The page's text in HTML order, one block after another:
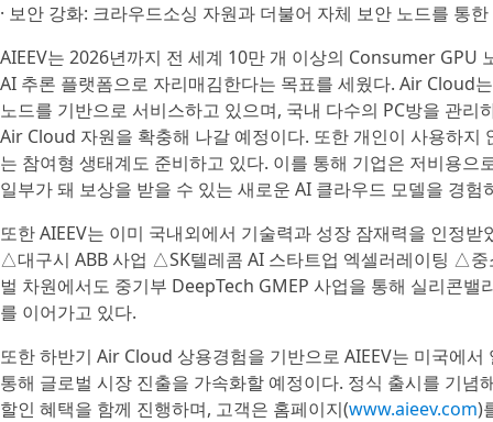
· 보안 강화: 크라우드소싱 자원과 더불어 자체 보안 노드를 통
AIEEV는 2026년까지 전 세계 10만 개 이상의 Consumer GPU
AI 추론 플랫폼으로 자리매김한다는 목표를 세웠다. Air Cloud
노드를 기반으로 서비스하고 있으며, 국내 다수의 PC방을 관
Air Cloud 자원을 확충해 나갈 예정이다. 또한 개인이 사용하지
는 참여형 생태계도 준비하고 있다. 이를 통해 기업은 저비용
일부가 돼 보상을 받을 수 있는 새로운 AI 클라우드 모델을 경험
또한 AIEEV는 이미 국내외에서 기술력과 성장 잠재력을 인정
△대구시 ABB 사업 △SK텔레콤 AI 스타트업 엑셀러레이팅 △
벌 차원에서도 중기부 DeepTech GMEP 사업을 통해 실리콘
를 이어가고 있다.
또한 하반기 Air Cloud 상용경험을 기반으로 AIEEV는 미국에
통해 글로벌 시장 진출을 가속화할 예정이다. 정식 출시를 기
할인 혜택을 함께 진행하며, 고객은 홈페이지(www.aieev.com)